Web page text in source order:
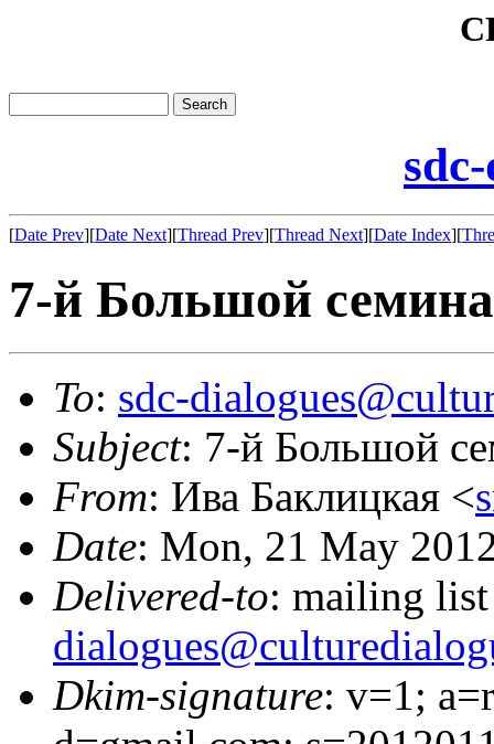
[Date Prev][Date Next][Thread Prev][Thread Next][Date Index][
7-й Большой
To: sdc-
Subject: 7-й Большой
From: Ива Баклицкая <
Date: Mon, 21 May
Delivered-to: mailing
Dkim-signature: v=1;